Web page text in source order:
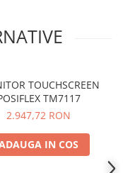
TOUCHSCREEN
TM7117
2.947,72 RON
IN COS